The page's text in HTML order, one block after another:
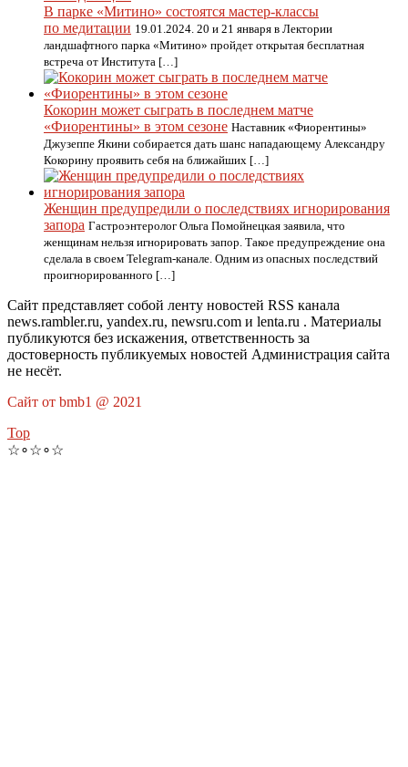
В парке «Митино» состоятся мастер-классы
по медитации 19.01.2024. 20 и 21 января в Лектории
ландшафтного парка «Митино» пройдет открытая бесплатная
встреча от Института […]
Кокорин может сыграть в последнем матче
«Фиорентины» в этом сезоне Наставник «Фиорентины»
Джузеппе Якини собирается дать шанс нападающему Александру
Кокорину проявить себя на ближайших […]
Женщин предупредили о последствиях игнорирования
запора Гастроэнтеролог Ольга Помойнецкая заявила, что
женщинам нельзя игнорировать запор. Такое предупреждение она
сделала в своем Telegram-канале. Одним из опасных последствий
проигнорированного […]
Сайт представляет собой ленту новостей RSS канала
news.rambler.ru, yandex.ru, newsru.com и lenta.ru . Материалы
публикуются без искажения, ответственность за
достоверность публикуемых новостей Администрация сайта
не несёт.
Сайт от bmb1 @ 2021
Top
☆∘☆∘☆